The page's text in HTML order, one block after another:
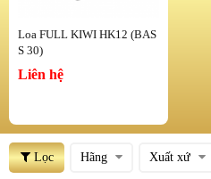
Loa FULL KIWI HK12 (BAS
S 30)
Liên hệ
Lọc Hãng Xuất xứ